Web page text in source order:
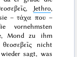
, Jethro,
–τάχα που–
Mond zu ihm
θεοσεβεῖςnicht
sagt, was